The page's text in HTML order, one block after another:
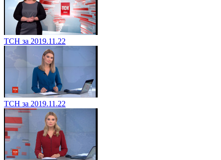
ТСН за 2019.11.22
ТСН за 2019.11.22